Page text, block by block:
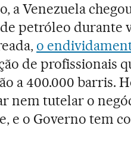
a Venezuela
petróleo durante
o
de profissionais
a 400.000 barris.
nem tutelar o
e o Governo tem